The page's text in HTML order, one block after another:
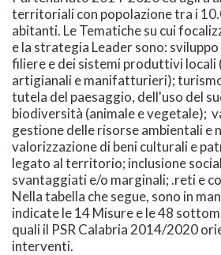
territoriali con popolazione tra i
abitanti. Le Tematiche su cui
e la strategia Leader sono:
filiere e dei sistemi produttivi
artigianali e manifatturieri);
tutela del paesaggio, dell'uso del
biodiversità (animale e vegetale);
gestione delle risorse ambientali e
valorizzazione di beni culturali e
legato al territorio; inclusione
svantaggiati e/o marginali; .reti e
Nella tabella che segue, sono in
indicate le 14 Misure e le 48
quali il PSR Calabria 2014/2020
interventi.